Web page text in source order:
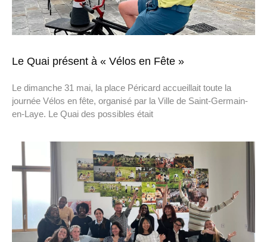
Le Quai présent à « Vélos en Fête »
Le dimanche 31 mai, la place Péricard accueillait toute la
journée Vélos en fête, organisé par la Ville de Saint-Germain-
en-Laye. Le Quai des possibles était